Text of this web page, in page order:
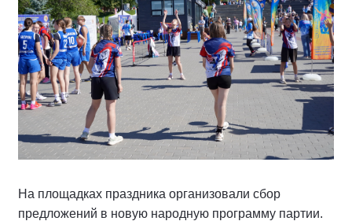
На площадках праздника организовали сбор
предложений в новую народную программу партии.